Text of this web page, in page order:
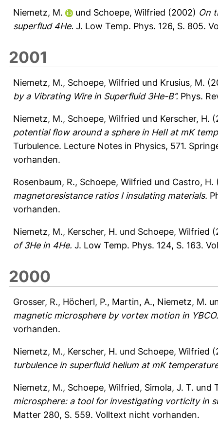
Niemetz, M. und Schoepe, Wilfried (2002) On
superflud 4He. J. Low Temp. Phys. 126, S. 805.
2001
Niemetz, M., Schoepe, Wilfried und Krusius, M.
by a Vibrating Wire in Superfluid 3He-B’’. Phys.
Niemetz, M., Schoepe, Wilfried und Kerscher, H.
potential flow around a sphere in HeII at mK
Turbulence. Lecture Notes in Physics, 571.
vorhanden.
Rosenbaum, R., Schoepe, Wilfried und Castro, H.
magnetoresistance ratios I insulating materials.
vorhanden.
Niemetz, M., Kerscher, H. und Schoepe, Wilfried
of 3He in 4He. J. Low Temp. Phys. 124, S. 163.
2000
Grosser, R., Höcherl, P., Martin, A., Niemetz, M.
magnetic microsphere by vortex motion in YBCO.
vorhanden.
Niemetz, M., Kerscher, H. und Schoepe, Wilfried
turbulence in superfluid helium at mK
Niemetz, M., Schoepe, Wilfried, Simola, J. T. und
microsphere: a tool for investigating vorticity in
Matter 280, S. 559. Volltext nicht vorhanden.